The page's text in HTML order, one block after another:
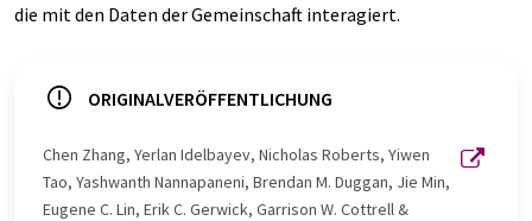
die mit den Daten der Gemeinschaft interagiert.
ORIGINALVERÖFFENTLICHUNG
Chen Zhang, Yerlan Idelbayev, Nicholas Roberts, Yiwen
Tao, Yashwanth Nannapaneni, Brendan M. Duggan, Jie Min,
Eugene C. Lin, Erik C. Gerwick, Garrison W. Cottrell &